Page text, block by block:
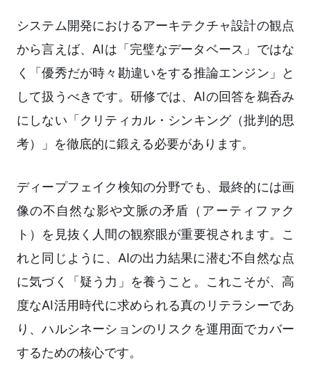
システム開発におけるアーキテクチャ設計の観点
から言えば、AIは「完璧なデータベース」ではな
く「優秀だが時々勘違いをする推論エンジン」と
して扱うべきです。研修では、AIの回答を鵜呑み
にしない「クリティカル・シンキング（批判的思
考）」を徹底的に鍛える必要があります。
ディープフェイク検知の分野でも、最終的には画
像の不自然な影や文脈の矛盾（アーティファク
ト）を見抜く人間の観察眼が重要視されます。こ
れと同じように、AIの出力結果に潜む不自然な点
に気づく「疑う力」を養うこと。これこそが、高
度なAI活用時代に求められる真のリテラシーであ
り、ハルシネーションのリスクを運用面でカバー
するための核心です。